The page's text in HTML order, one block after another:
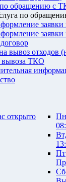
по обращению с
по
заявки
заявки
вывоз отходов
вывоза ТКО
открыто
Пт